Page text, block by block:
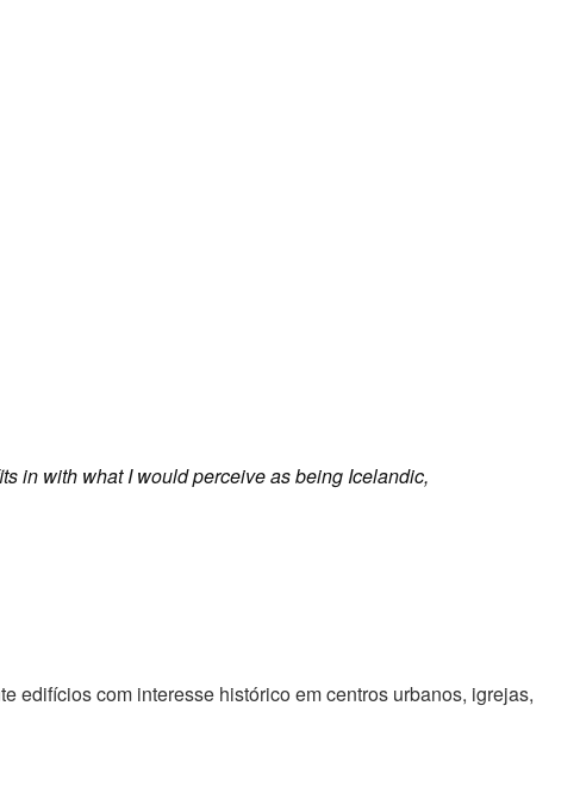
in with what I would perceive as being Icelandic,
edifícios com interesse histórico em centros urbanos, igrejas,